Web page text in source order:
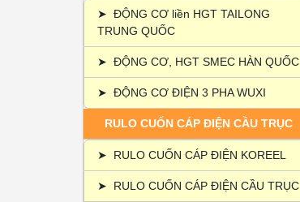
➤ ĐỘNG CƠ liền HGT TAILONG
TRUNG QUỐC
➤ ĐỘNG CƠ, HGT SMEC HÀN QUỐC
➤ ĐỘNG CƠ ĐIỆN 3 PHA WUXI
RULO CUỐN CÁP ĐIỆN CẦU TRỤC
➤ RULO CUỐN CÁP ĐIỆN KOREEL
➤ RULO CUỐN CÁP ĐIỆN CẦU TRỤC